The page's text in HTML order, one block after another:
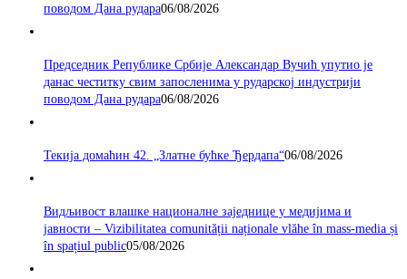
поводом Дана рудара06/08/2026
Председник Републике Србије Александар Вучић упутио је
данас честитку свим запосленима у рударској индустрији
поводом Дана рудара06/08/2026
Текија домаћин 42. „Златне бућке Ђердапа“06/08/2026
Видљивост влашке националне заједнице у медијима и
јавности – Vizibilitatea comunității naționale vlăhe în mass-media și
în spațiul public05/08/2026